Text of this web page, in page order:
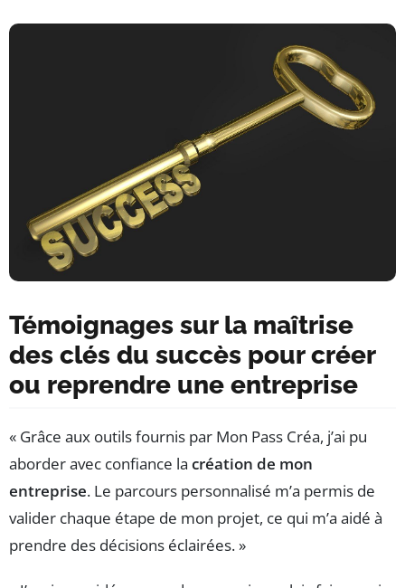
Témoignages sur la maîtrise
des clés du succès pour créer
ou reprendre une entreprise
« Grâce aux outils fournis par Mon Pass Créa, j’ai pu
aborder avec confiance la création de mon
entreprise. Le parcours personnalisé m’a permis de
valider chaque étape de mon projet, ce qui m’a aidé à
prendre des décisions éclairées. »